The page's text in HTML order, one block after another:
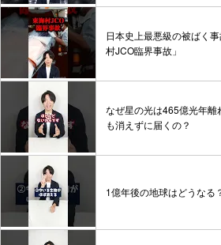
日本史上最悪級の被ばく
村JCO臨界事故」
なぜ星の光は465億光年離
も消えずに届くの？
1億年後の地球はどうなる